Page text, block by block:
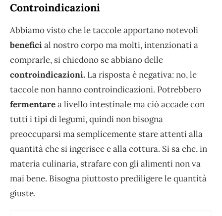
Controindicazioni
Abbiamo visto che le taccole apportano notevoli
beneficial nostro corpo ma molti, intenzionati a
comprarle, si chiedono se abbiano delle
controindicazioni. La risposta è negativa: no, le
taccole non hanno controindicazioni. Potrebbero
fermentarea livello intestinale ma ciò accade con
tutti i tipi di legumi, quindi non bisogna
preoccuparsi ma semplicemente stare attenti alla
quantità che si ingerisce e alla cottura. Si sa che, in
materia culinaria, strafare con gli alimenti non va
mai bene. Bisogna piuttosto prediligere le quantità
giuste.